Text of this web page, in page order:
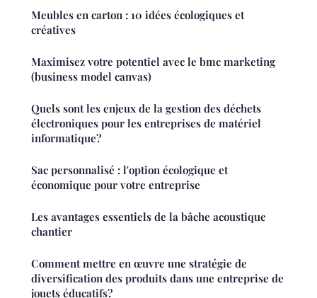
Meubles en carton : 10 idées écologiques et
créatives
Maximisez votre potentiel avec le bmc marketing
(business model canvas)
Quels sont les enjeux de la gestion des déchets
électroniques pour les entreprises de matériel
informatique?
Sac personnalisé : l'option écologique et
économique pour votre entreprise
Les avantages essentiels de la bâche acoustique
chantier
Comment mettre en œuvre une stratégie de
diversification des produits dans une entreprise de
jouets éducatifs?